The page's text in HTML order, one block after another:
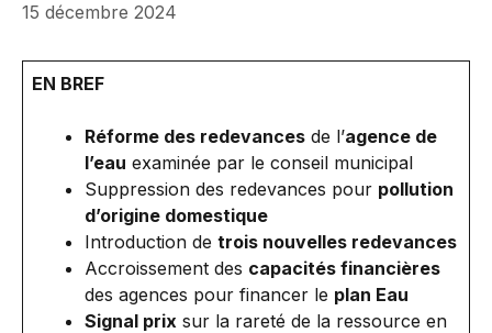
15 décembre 2024
EN BREF
Réforme des redevances de l’agence de
l’eau examinée par le conseil municipal
Suppression des redevances pour pollution
d’origine domestique
Introduction de trois nouvelles redevances
Accroissement des capacités financières
des agences pour financer le plan Eau
Signal prix sur la rareté de la ressource en